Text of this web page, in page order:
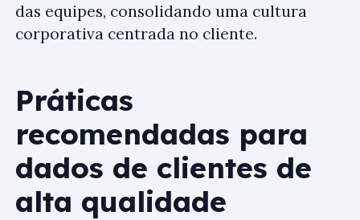
das equipes, consolidando uma cultura
corporativa centrada no cliente.
Práticas
recomendadas para
dados de clientes de
alta qualidade